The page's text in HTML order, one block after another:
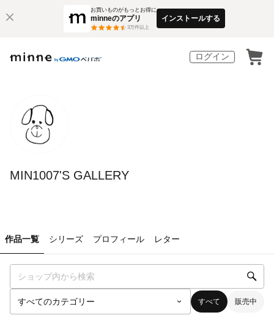
お買いものがもっとお得に
minneのアプリ
3万件以上
インストールする
ログイン
MIN1007'S GALLERY
作品一覧 シリーズ プロフィール レター
すべて 販売中